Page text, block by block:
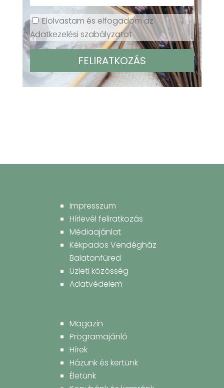
Elolvastam és elfogadom az
Adatkezelési szabályzatot
Impresszum
Hírlevél feliratkozás
Médiaajánlat
Kékpados Vendégház
Balatonfüred
Üzleti közösség
Adatvédelem
Magazin
Programajánló
Hírek
Házunk és kertünk
Életünk